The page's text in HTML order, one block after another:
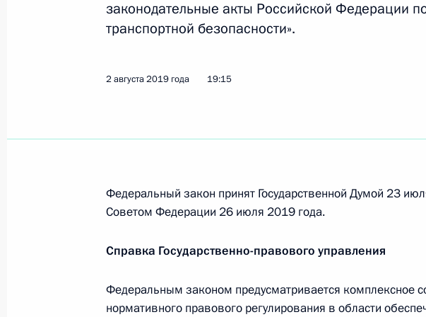
28 августа 2019 года, среда
Владимир Путин своим распоряжением объявил
28 августа 2019 года, 15:00
28 августа 2019 года, 15:00
16 августа 2019 года, пятница
Подписан Указ о награждении экипажа воздушного
16 августа 2019 года, 16:00
законодательные акты Российской Федерации
транспортной безопасности».
2 августа 2019 года 19:15
Федеральный закон принят Государственной Думой 23
Советом Федерации 26 июля 2019 года.
Справка Государственно-правового управления
Федеральным законом предусматривается комплексное
нормативного правового регулирования в области